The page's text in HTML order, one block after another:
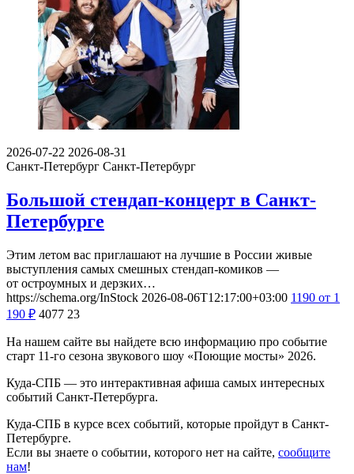
2026-07-22 2026-08-31
Санкт-Петербург Санкт-Петербург
Большой стендап-концерт в Санкт-
Петербурге
Этим летом вас приглашают на лучшие в России живые
выступления самых смешных стендап-комиков —
от остроумных и дерзких…
https://schema.org/InStock 2026-08-06T12:17:00+03:00 1190 от 1
190 ₽ 4077 23
На нашем сайте вы найдете всю информацию про событие
старт 11-го сезона звукового шоу «Поющие мосты» 2026.
Куда-СПБ — это интерактивная афиша самых интересных
событий Санкт-Петербурга.
Куда-СПБ в курсе всех событий, которые пройдут в Санкт-
Петербурге.
Если вы знаете о событии, которого нет на сайте, сообщите
нам!